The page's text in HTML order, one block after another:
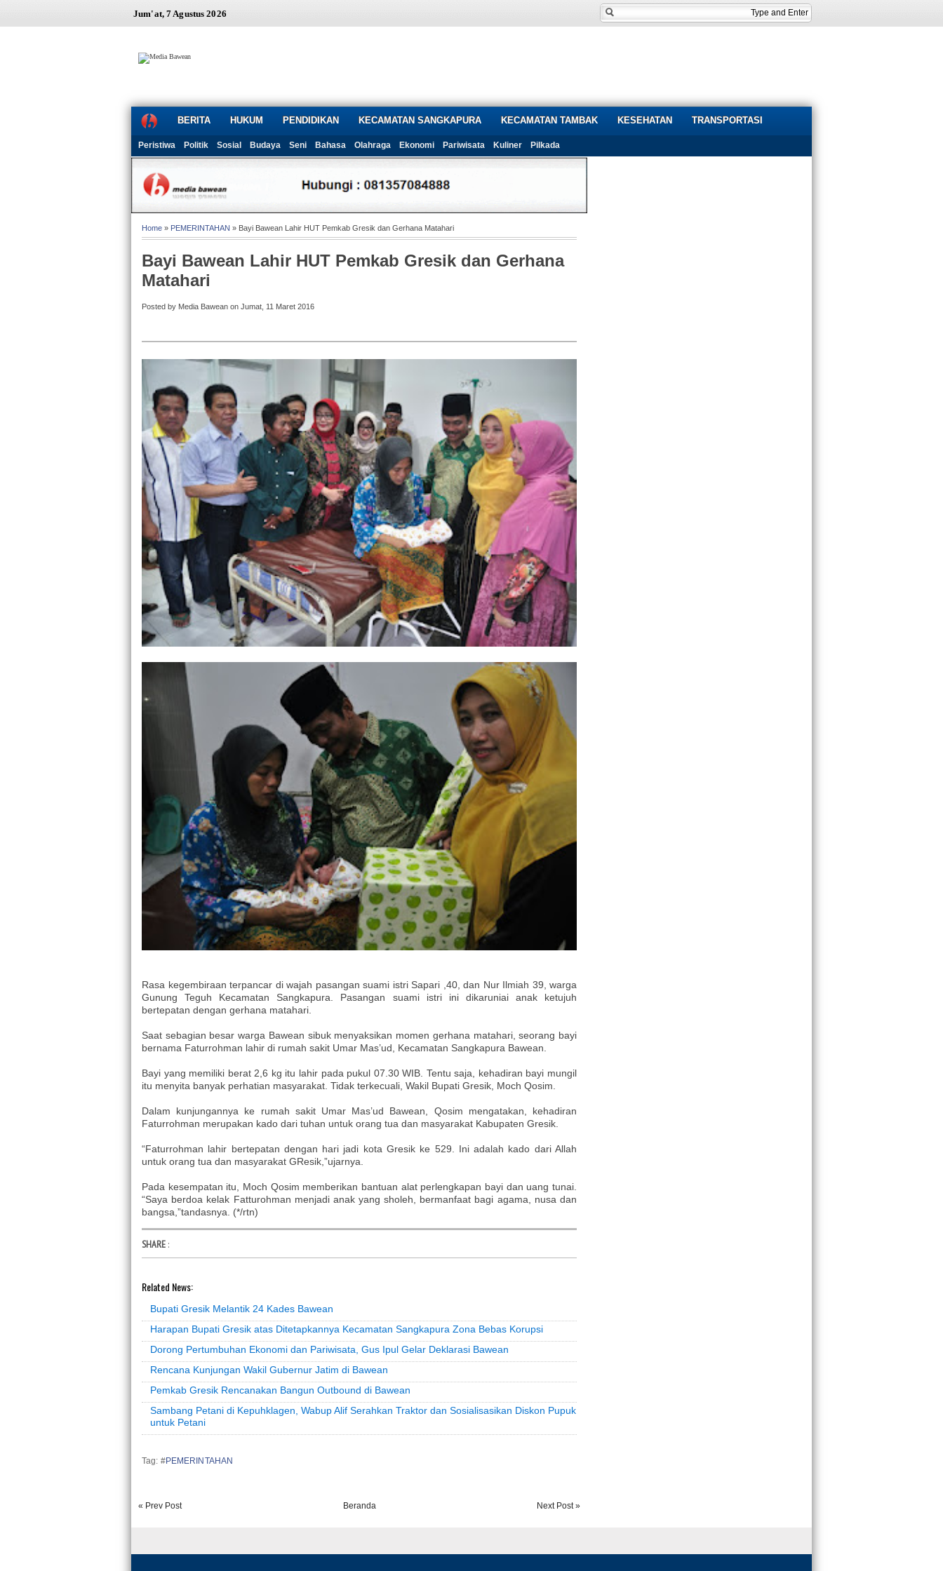
Jum'at, 7 Agustus 2026
BERITA HUKUM PENDIDIKAN KECAMATAN SANGKAPURA KECAMATAN TAMBAK KESEHATAN TRANSPORTASI
Peristiwa Politik Sosial Budaya Seni Bahasa Olahraga Ekonomi Pariwisata Kuliner Pilkada
Home » PEMERINTAHAN » Bayi Bawean Lahir HUT Pemkab Gresik dan Gerhana Matahari
Bayi Bawean Lahir HUT Pemkab Gresik dan Gerhana
Matahari
Posted by Media Bawean on Jumat, 11 Maret 2016
Rasa kegembiraan terpancar di wajah pasangan suami istri Sapari ,40, dan Nur Ilmiah 39, warga
Gunung Teguh Kecamatan Sangkapura. Pasangan suami istri ini dikaruniai anak ketujuh
bertepatan dengan gerhana matahari.
Saat sebagian besar warga Bawean sibuk menyaksikan momen gerhana matahari, seorang bayi
bernama Faturrohman lahir di rumah sakit Umar Mas’ud, Kecamatan Sangkapura Bawean.
Bayi yang memiliki berat 2,6 kg itu lahir pada pukul 07.30 WIB. Tentu saja, kehadiran bayi mungil
itu menyita banyak perhatian masyarakat. Tidak terkecuali, Wakil Bupati Gresik, Moch Qosim.
Dalam kunjungannya ke rumah sakit Umar Mas’ud Bawean, Qosim mengatakan, kehadiran
Faturrohman merupakan kado dari tuhan untuk orang tua dan masyarakat Kabupaten Gresik.
“Faturrohman lahir bertepatan dengan hari jadi kota Gresik ke 529. Ini adalah kado dari Allah
untuk orang tua dan masyarakat GResik,”ujarnya.
Pada kesempatan itu, Moch Qosim memberikan bantuan alat perlengkapan bayi dan uang tunai.
“Saya berdoa kelak Fatturohman menjadi anak yang sholeh, bermanfaat bagi agama, nusa dan
bangsa,”tandasnya. (*/rtn)
SHARE :
Related News:
Bupati Gresik Melantik 24 Kades Bawean
Harapan Bupati Gresik atas Ditetapkannya Kecamatan Sangkapura Zona Bebas Korupsi
Dorong Pertumbuhan Ekonomi dan Pariwisata, Gus Ipul Gelar Deklarasi Bawean
Rencana Kunjungan Wakil Gubernur Jatim di Bawean
Pemkab Gresik Rencanakan Bangun Outbound di Bawean
Sambang Petani di Kepuhklagen, Wabup Alif Serahkan Traktor dan Sosialisasikan Diskon Pupuk
untuk Petani
Tag: #PEMERINTAHAN
« Prev Post Next Post »
Beranda